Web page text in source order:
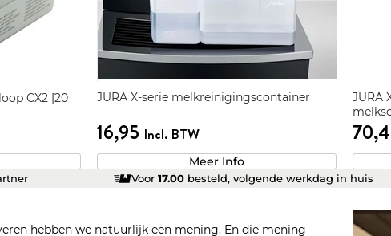
CX2 [20
JURA X-serie melkreinigingscontainer
16,95 Incl. BTW
Meer Info
JURA
Voor17.00 besteld, volgende werkdag in huis
hebben we natuurlijk een mening. En die mening